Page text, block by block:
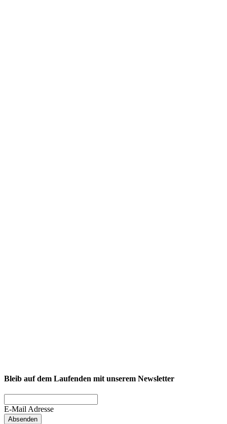
Formulars stimmst du unserer
Datenschutzerklärung
Ich habe die
Bleib auf dem Laufenden mit unserem Newsletter
E-Mail Adresse
Absenden